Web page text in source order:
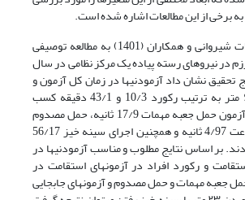
برخی از این مطالعات اشاره شده است.
در یکی از این مطالعات شیروانی و همکاران (1401) به مطالعه توصیفی
در نیروهای رسته پیاده یک مرکز نظامی در سال
تحقیق نشان داد آزمودنی­ها در زمان کل آزمون و
دویدن استقامت ۶۰۰ متر به ترتیب رکورد 10/3 و 43/1 دقیقه کسب
کردند. همچنین در آزمون حمل جعبه مهمات 17/9 ثانیه، حمل مصدوم
26/77 ثانیه، دو سرعت 4/97 ثانیه و همچنین اجرای سینه خیز 56/17
بر اساس نتایج مطلوب و مناسب آزمودنی­ها در
و رکورد افراد در آزمون­های استقامت در
جعبه مهمات و حمل مصدوم و آزمون­های جابجایی